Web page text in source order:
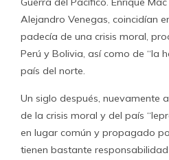
Alejandro Venegas, coincidían
padecía de una crisis moral,
Perú y Bolivia, así como de “la
país del norte.
Un siglo después, nuevamente
de la crisis moral y del país
en lugar común y propagado
tienen bastante